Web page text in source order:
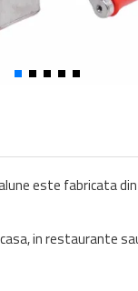
este fabricata
in restaurante